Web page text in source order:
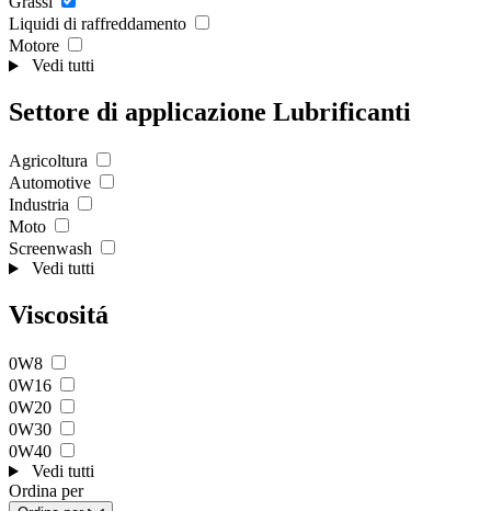
Liquidi di raffreddamento
Motore
Vedi tutti
Settore di applicazione Lubrificanti
Agricoltura
Automotive
Industria
Moto
Screenwash
Vedi tutti
Viscositá
0W8
0W16
0W20
0W30
0W40
Vedi tutti
Ordina per